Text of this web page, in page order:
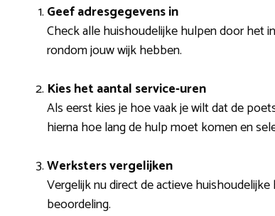
Geef adresgegevens in
Check alle huishoudelijke hulpen door het
rondom jouw wijk hebben.
Kies het aantal service-uren
Als eerst kies je hoe vaak je wilt dat de
hierna hoe lang de hulp moet komen en
Werksters vergelijken
Vergelijk nu direct de actieve
beoordeling.